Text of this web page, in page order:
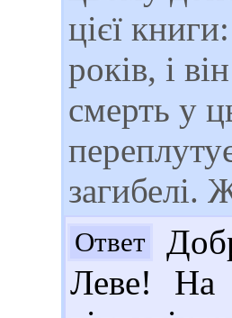
цієї
років, і
смерть у
загибелі.
Ответ
Леве! На